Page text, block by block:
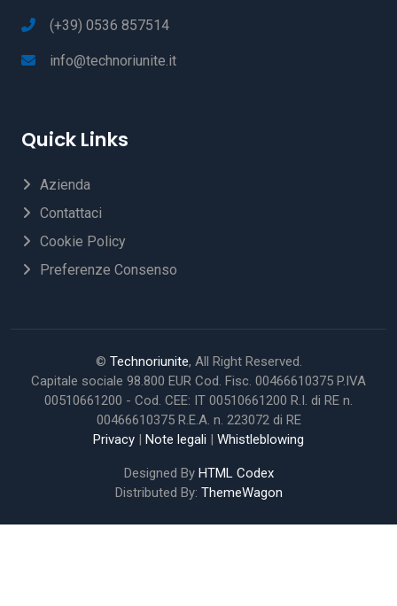
(+39) 0536 857514
info@technoriunite.it
Quick Links
Azienda
Contattaci
Cookie Policy
Preferenze Consenso
© Technoriunite, All Right Reserved.
Capitale sociale 98.800 EUR Cod. Fisc. 00466610375 P.IVA
00510661200 - Cod. CEE: IT 00510661200 R.I. di RE n.
00466610375 R.E.A. n. 223072 di RE
Privacy | Note legali | Whistleblowing
Designed By HTML Codex
Distributed By: ThemeWagon